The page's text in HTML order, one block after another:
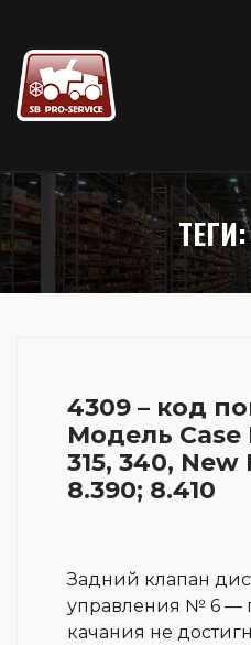
4309 – код
Модель Case
315, 340,
8.390; 8.410
Задний клапан
управления № 6 —
качания не